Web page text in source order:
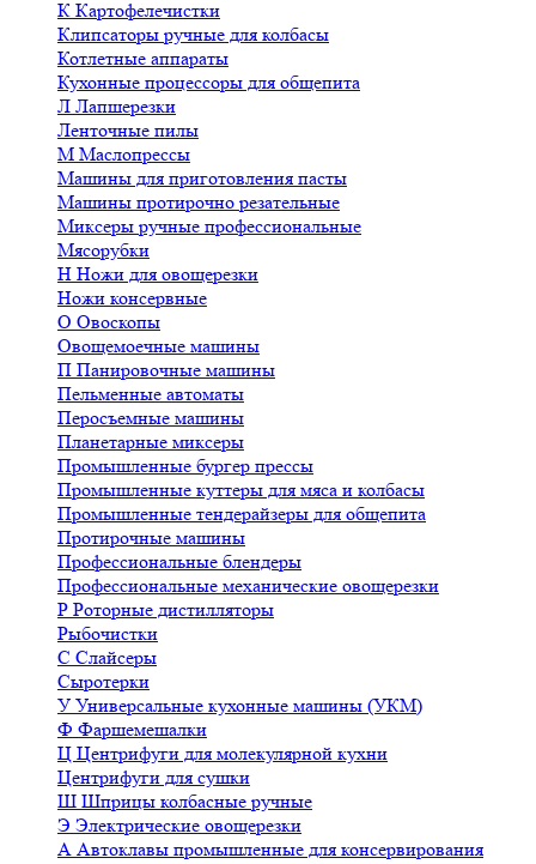
К Картофелечистки
Клипсаторы ручные для колбасы
Котлетные аппараты
Кухонные процессоры для общепита
Л Лапшерезки
Ленточные пилы
М Маслопрессы
Машины для приготовления пасты
Машины протирочно резательные
Миксеры ручные профессиональные
Мясорубки
Н Ножи для овощерезки
Ножи консервные
О Овоскопы
Овощемоечные машины
П Панировочные машины
Пельменные автоматы
Перосъемные машины
Планетарные миксеры
Промышленные бургер прессы
Промышленные куттеры для мяса и колбасы
Промышленные тендерайзеры для общепита
Протирочные машины
Профессиональные блендеры
Профессиональные механические овощерезки
Р Роторные дистилляторы
Рыбочистки
С Слайсеры
Сыротерки
У Универсальные кухонные машины (УКМ)
Ф Фаршемешалки
Ц Центрифуги для молекулярной кухни
Центрифуги для сушки
Ш Шприцы колбасные ручные
Э Электрические овощерезки
А Автоклавы промышленные для консервирования